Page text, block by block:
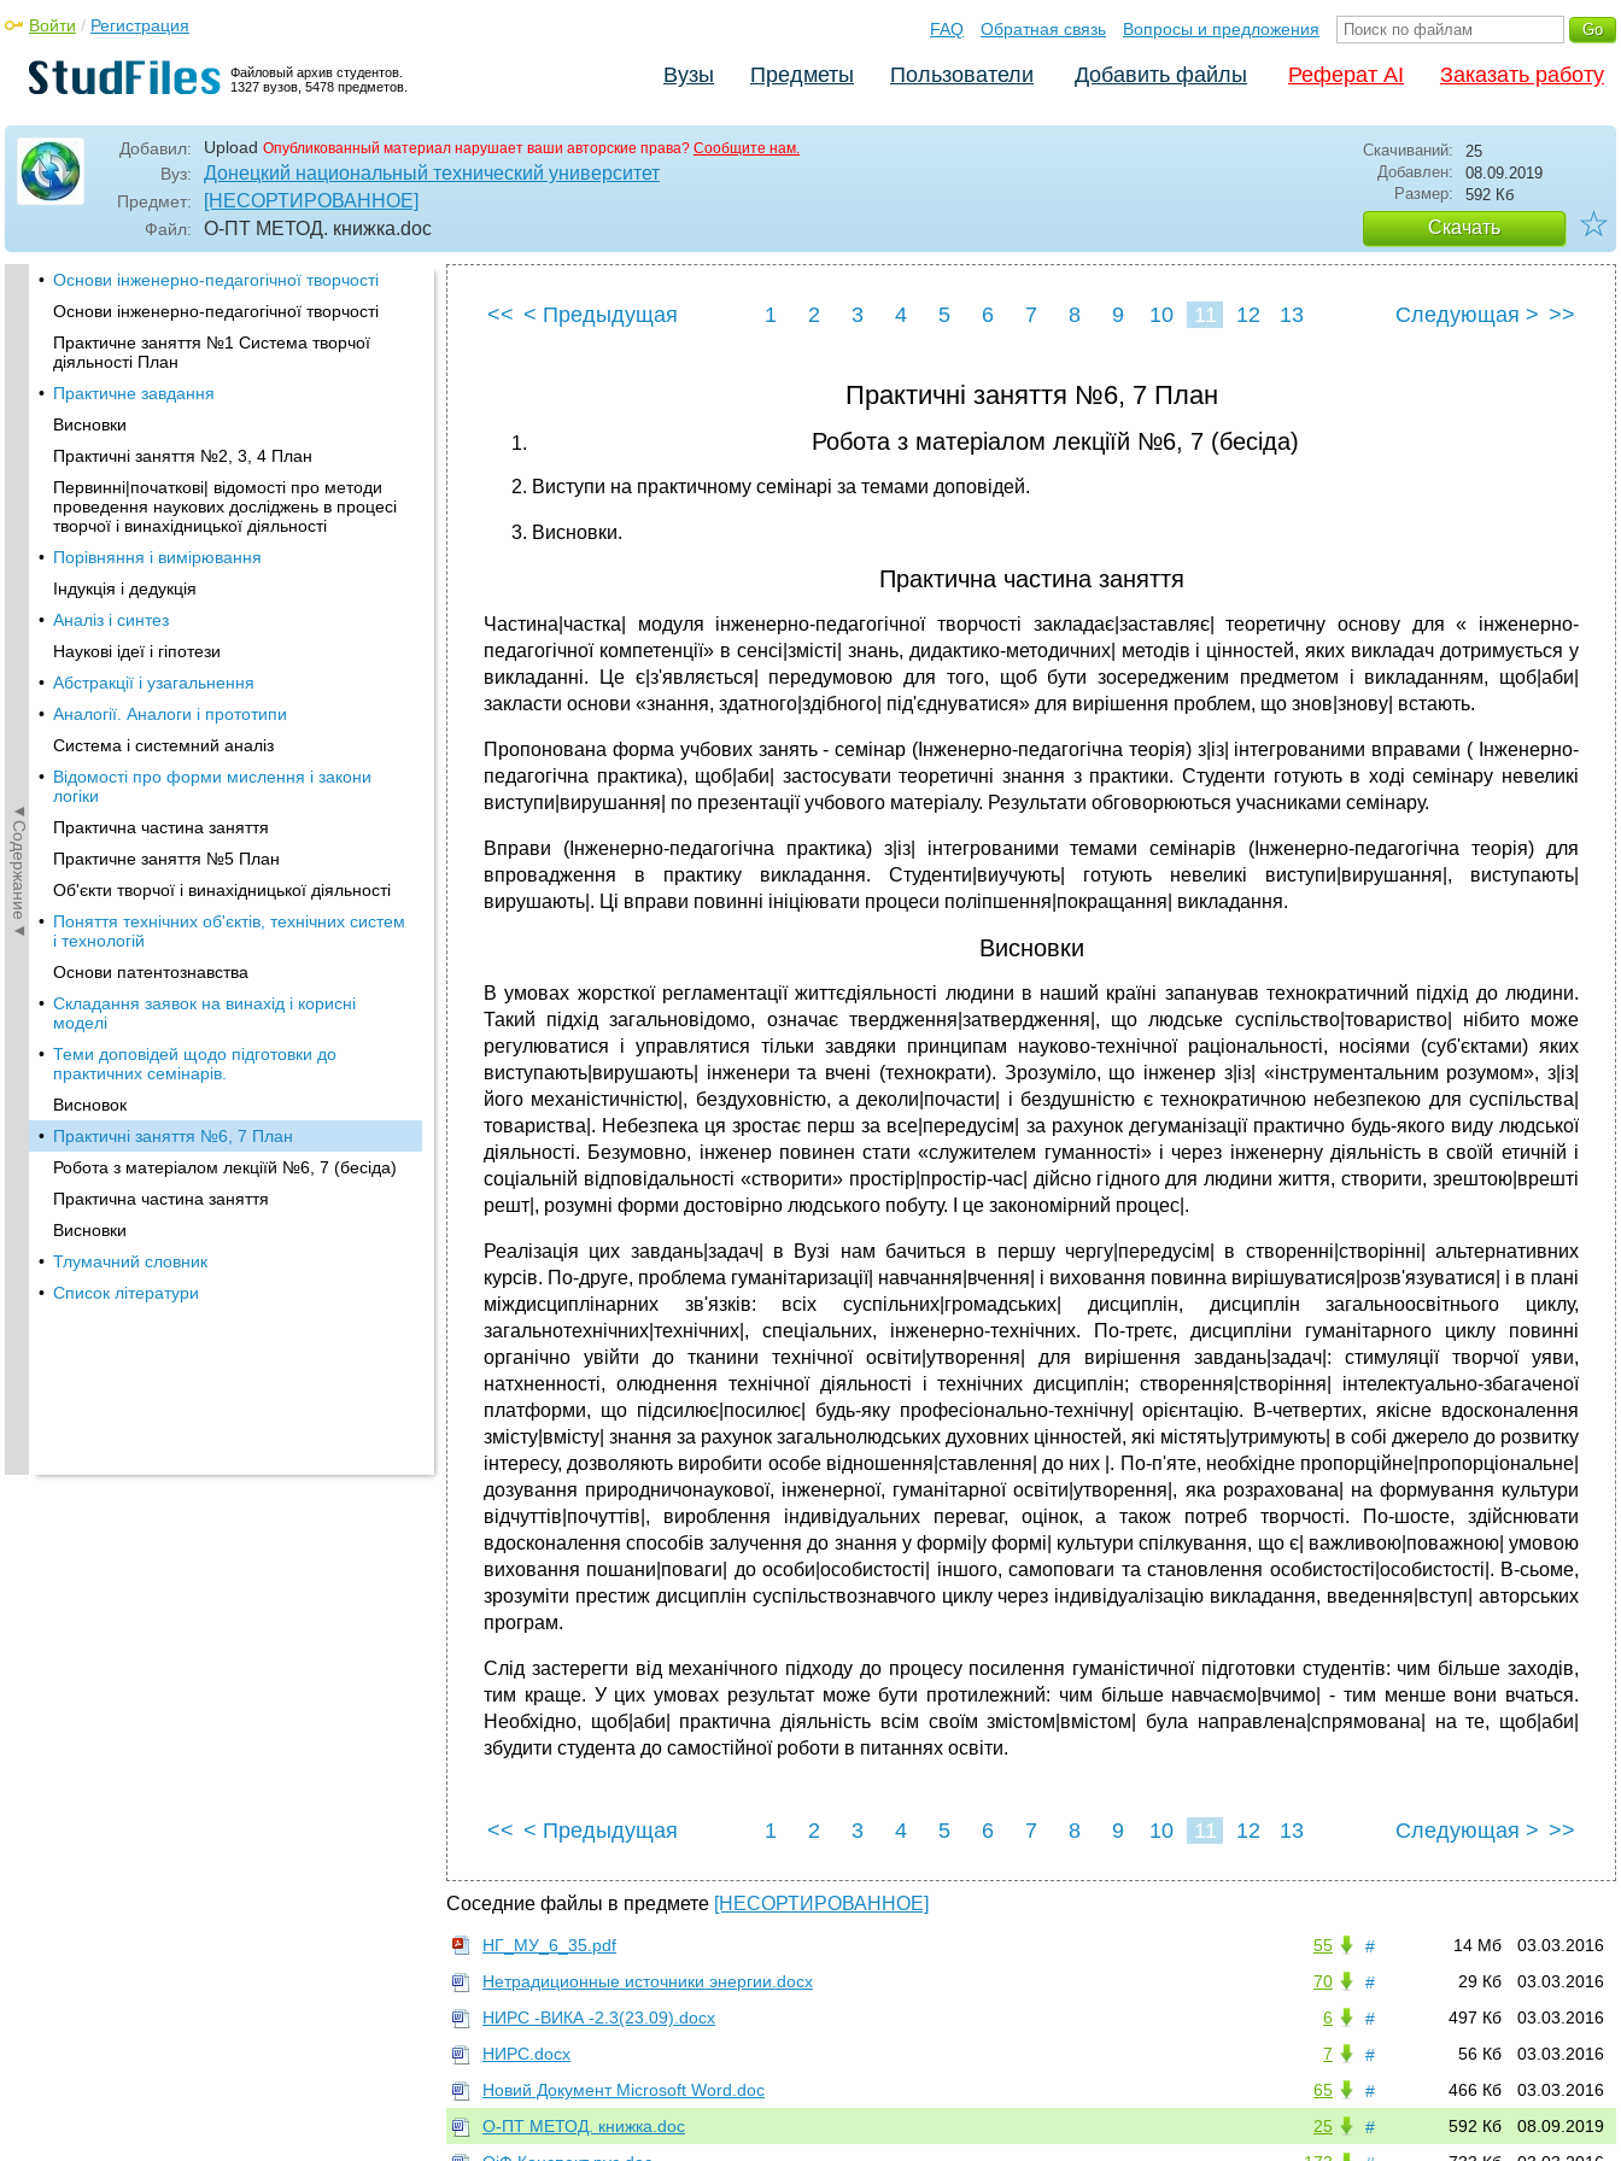
Файловый архив студентов.
1327 вузов, 5478 предметов.
Войти / Регистрация FAQ Обратная связь Вопросы и предложения
Вузы Предметы Пользователи Добавить файлы Реферат AI Заказать работу
Добавил: Upload Опубликованный материал нарушает ваши авторские права? Сообщите нам.
Вуз: Донецкий национальный технический университет
Предмет: [НЕСОРТИРОВАННОЕ]
Файл: О-ПТ МЕТОД. книжка.doc
Скачиваний:
25
Добавлен:
08.09.2019
Размер:
592 Кб
Скачать ☆
◄Содержание◄
• Основи інженерно-педагогічної творчості
Основи інженерно-педагогічної творчості
Практичне заняття №1 Система творчої
діяльності План
• Практичне завдання
Висновки
Практичні заняття №2, 3, 4 План
Первинні|початкові| відомості про методи
проведення наукових досліджень в процесі
творчої і винахідницької діяльності
• Порівняння і вимірювання
Індукція і дедукція
• Аналіз і синтез
Наукові ідеї і гіпотези
• Абстракції і узагальнення
• Аналогії. Аналоги і прототипи
Система і системний аналіз
• Відомості про форми мислення і закони
логіки
Практична частина заняття
Практичне заняття №5 План
Об'єкти творчої і винахідницької діяльності
• Поняття технічних об'єктів, технічних систем
і технологій
Основи патентознавства
• Складання заявок на винахід і корисні
моделі
• Теми доповідей щодо підготовки до
практичних семінарів.
Висновок
• Практичні заняття №6, 7 План
Робота з матеріалом лекціїй №6, 7 (бесіда)
Практична частина заняття
Висновки
• Тлумачний словник
• Список літератури
<< < Предыдущая 1 2 3 4 5 6 7 8 9 10 11 12 13 Следующая > >>
Практичні заняття №6, 7 План
Робота з матеріалом лекціїй №6, 7 (бесіда)
Виступи на практичному семінарі за темами доповідей.
Висновки.
Практична частина заняття
Частина|частка| модуля інженерно-педагогічної творчості закладає|заставляє| теоретичну основу для « інженерно-
педагогічної компетенції» в сенсі|змісті| знань, дидактико-методичних| методів і цінностей, яких викладач дотримується у
викладанні. Це є|з'являється| передумовою для того, щоб бути зосередженим предметом і викладанням, щоб|аби|
закласти основи «знання, здатного|здібного| під'єднуватися» для вирішення проблем, що знов|знову| встають.
Пропонована форма учбових занять - семінар (Інженерно-педагогічна теорія) з|із| інтегрованими вправами ( Інженерно-
педагогічна практика), щоб|аби| застосувати теоретичні знання з практики. Студенти готують в ході семінару невеликі
виступи|вирушання| по презентації учбового матеріалу. Результати обговорюються учасниками семінару.
Вправи (Інженерно-педагогічна практика) з|із| інтегрованими темами семінарів (Інженерно-педагогічна теорія) для
впровадження в практику викладання. Студенти|виучують| готують невеликі виступи|вирушання|, виступають|
вирушають|. Ці вправи повинні ініціювати процеси поліпшення|покращання| викладання.
Висновки
В умовах жорсткої регламентації життєдіяльності людини в наший країні запанував технократичний підхід до людини.
Такий підхід загальновідомо, означає твердження|затвердження|, що людське суспільство|товариство| нібито може
регулюватися і управлятися тільки завдяки принципам науково-технічної раціональності, носіями (суб'єктами) яких
виступають|вирушають| інженери та вчені (технократи). Зрозуміло, що інженер з|із| «інструментальним розумом», з|із|
його механістичністю|, бездуховністю, а деколи|почасти| і бездушністю є технократичною небезпекою для суспільства|
товариства|. Небезпека ця зростає перш за все|передусім| за рахунок дегуманізації практично будь-якого виду людської
діяльності. Безумовно, інженер повинен стати «служителем гуманності» і через інженерну діяльність в своїй етичній і
соціальній відповідальності «створити» простір|простір-час| дійсно гідного для людини життя, створити, зрештою|врешті
решт|, розумні форми достовірно людського побуту. І це закономірний процес|.
Реалізація цих завдань|задач| в Вузі нам бачиться в першу чергу|передусім| в створенні|створінні| альтернативних
курсів. По-друге, проблема гуманітаризації| навчання|вчення| і виховання повинна вирішуватися|розв'язуватися| і в плані
міждисциплінарних зв'язків: всіх суспільних|громадських| дисциплін, дисциплін загальноосвітнього циклу,
загальнотехнічних|технічних|, спеціальних, інженерно-технічних. По-третє, дисципліни гуманітарного циклу повинні
органічно увійти до тканини технічної освіти|утворення| для вирішення завдань|задач|: стимуляції творчої уяви,
натхненності, олюднення технічної діяльності і технічних дисциплін; створення|створіння| інтелектуально-збагаченої
платформи, що підсилює|посилює| будь-яку професіонально-технічну| орієнтацію. В-четвертих, якісне вдосконалення
змісту|вмісту| знання за рахунок загальнолюдських духовних цінностей, які містять|утримують| в собі джерело до розвитку
інтересу, дозволяють виробити особе відношення|ставлення| до них |. По-п'яте, необхідне пропорційне|пропорціональне|
дозування природничонаукової, інженерної, гуманітарної освіти|утворення|, яка розрахована| на формування культури
відчуттів|почуттів|, вироблення індивідуальних переваг, оцінок, а також потреб творчості. По-шосте, здійснювати
вдосконалення способів залучення до знання у формі|у формі| культури спілкування, що є| важливою|поважною| умовою
виховання пошани|поваги| до особи|особистості| іншого, самоповаги та становлення особистості|особистості|. В-сьоме,
зрозуміти престиж дисциплін суспільствознавчого циклу через індивідуалізацію викладання, введення|вступ| авторських
програм.
Слід застерегти від механічного підходу до процесу посилення гуманістичної підготовки студентів: чим більше заходів,
тим краще. У цих умовах результат може бути протилежний: чим більше навчаємо|вчимо| - тим менше вони вчаться.
Необхідно, щоб|аби| практична діяльність всім своїм змістом|вмістом| була направлена|спрямована| на те, щоб|аби|
збудити студента до самостійної роботи в питаннях освіти.
<< < Предыдущая 1 2 3 4 5 6 7 8 9 10 11 12 13 Следующая > >>
Соседние файлы в предмете [НЕСОРТИРОВАННОЕ]
# 03.03.2016
14 Мб
55
НГ_МУ_6_35.pdf
#
03.03.2016
29 Кб
70
Нетрадиционные источники энергии.docx
#
03.03.2016
497 Кб
6
НИРС -ВИКА -2.3(23.09).docx
#
03.03.2016
56 Кб
7
НИРС.docx
#
03.03.2016
466 Кб
65
Новий Документ Microsoft Word.doc
#
08.09.2019
592 Кб
25
О-ПТ МЕТОД. книжка.doc